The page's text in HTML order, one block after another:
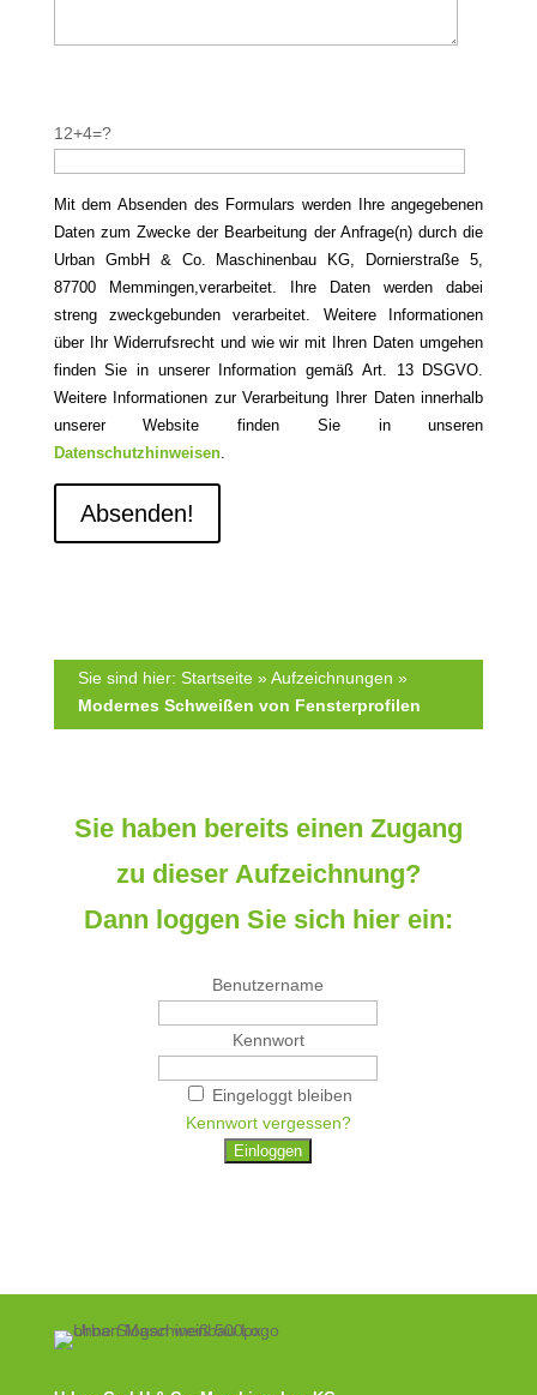
t
e
l
a
s
e
d
i
s
e
i
t
t
e
l
a
s
s
e
d
i
e
12+4=?
Mit dem Absenden des Formulars werden Ihre angegebenen
Daten zum Zwecke der Bearbeitung der Anfrage(n) durch die
Urban GmbH & Co. Maschinenbau KG, Dornierstraße 5,
87700 Memmingen,verarbeitet. Ihre Daten werden dabei
streng zweckgebunden verarbeitet. Weitere Informationen
über Ihr Widerrufsrecht und wie wir mit Ihren Daten umgehen
finden Sie in unserer Information gemäß Art. 13 DSGVO.
Weitere Informationen zur Verarbeitung Ihrer Daten innerhalb
unserer Website finden Sie in unseren
Datenschutzhinweisen.
Sie sind hier: Startseite»Aufzeichnungen »
Modernes Schweißen von Fensterprofilen
Sie haben bereits einen Zugang
zu dieser Aufzeichnung?
Dann loggen Sie sich hier ein:
Benutzername
Kennwort
Eingeloggt bleiben
Kennwort vergessen?